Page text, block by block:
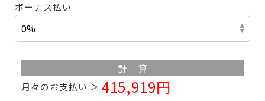
ボーナス払い
計算
月々のお支払い
415,919円